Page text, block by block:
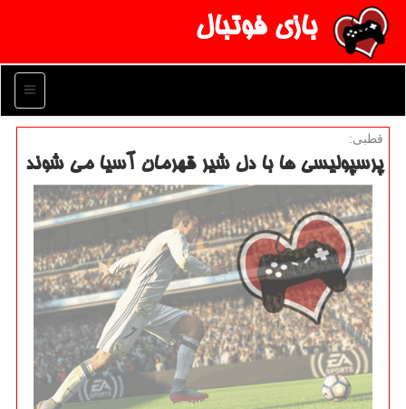
بازی فوتبال
منو
قطبی:
پرسپولیسی ها با دل شیر قهرمان آسیا می شوند